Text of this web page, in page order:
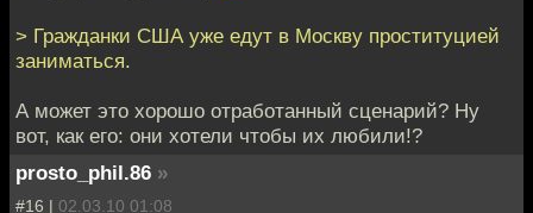
> Гражданки США уже едут в Москву проституцией
заниматься.
А может это хорошо отработанный сценарий? Ну
вот, как его: они хотели чтобы их любили!?
prosto_phil.86 »
#16 | 02.03.10 01:08